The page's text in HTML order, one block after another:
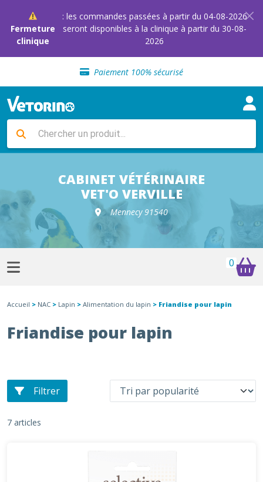
Fermeture
clinique
: les commandes passées à partir du 04-08-2026
seront disponibles à la clinique à partir du 30-08-
2026
Sélection de croquettes vétérinaire
Paiement 100% sécurisé
Livraison gratuite en clinique vétérinaire
Sélection de croquettes vétérinaire
Livraison gratuite en clinique vétérinaire
Retour gratuit en clinique
CABINET VÉTÉRINAIRE
VET'O VERVILLE
Mennecy 91540
0
Accueil > NAC > Lapin > Alimentation du lapin > Friandise pour lapin
Friandise pour lapin
Filtrer
7 articles